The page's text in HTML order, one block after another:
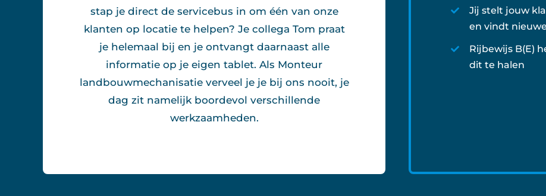
stap je direct de servicebus in om één van onze
klanten op locatie te helpen? Je collega Tom praat
je helemaal bij en je ontvangt daarnaast alle
informatie op je eigen tablet. Als Monteur
landbouwmechanisatie verveel je je bij ons nooit, je
dag zit namelijk boordevol verschillende
werkzaamheden.
Jij stelt jouw
en vindt
Rijbewijs B(E)
dit te halen